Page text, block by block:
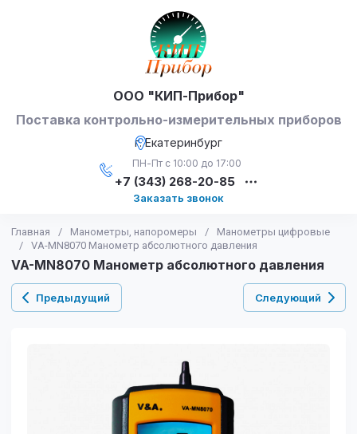
ООО "КИП-Прибор"
Поставка контрольно-измерительных приборов
г. Екатеринбург
ПН-Пт с 10:00 до 17:00
+7 (343) 268-20-85
Заказать звонок
Главная / Манометры, напоромеры /
Манометры цифровые
/
VA-MN8070 Манометр абсолютного давления
VA-MN8070 Манометр абсолютного давления
Предыдущий Следующий